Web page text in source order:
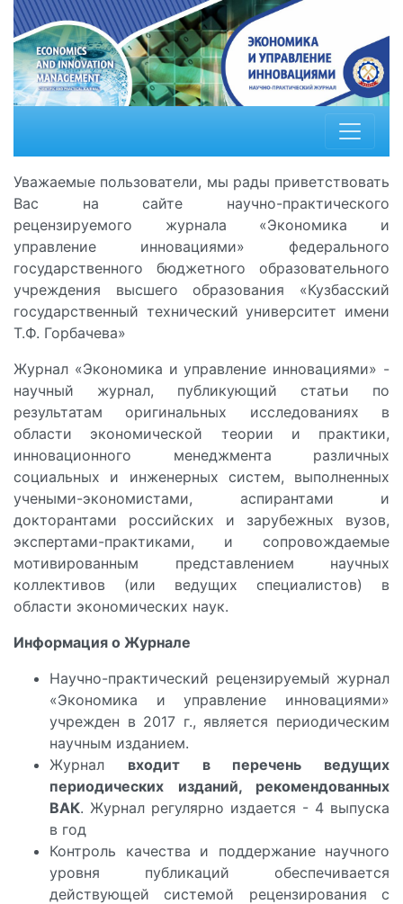
Уважаемые пользователи, мы рады приветствовать
Вас на сайте научно-практического
рецензируемого журнала «Экономика и
управление инновациями» федерального
государственного бюджетного образовательного
учреждения высшего образования «Кузбасский
государственный технический университет имени
Т.Ф. Горбачева»
Журнал «Экономика и управление инновациями» -
научный журнал, публикующий статьи по
результатам оригинальных исследованиях в
области экономической теории и практики,
инновационного менеджмента различных
социальных и инженерных систем, выполненных
учеными-экономистами, аспирантами и
докторантами российских и зарубежных вузов,
экспертами-практиками, и сопровождаемые
мотивированным представлением научных
коллективов (или ведущих специалистов) в
области экономических наук.
Информация о Журнале
Научно-практический рецензируемый журнал
«Экономика и управление инновациями»
учрежден в 2017 г., является периодическим
научным изданием.
Журнал входит в перечень ведущих
периодических изданий, рекомендованных
ВАК. Журнал регулярно издается - 4 выпуска
в год
Контроль качества и поддержание научного
уровня публикаций обеспечивается
действующей системой рецензирования с